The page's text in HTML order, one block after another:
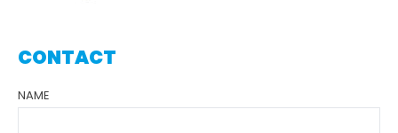
CONTACT
NAME